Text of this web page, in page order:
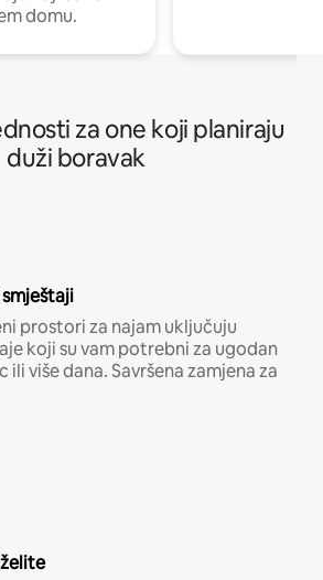
domu.
za one koji planiraju
duži boravak
prostori za najam uključuju
koji su vam potrebni za ugodan
ili više dana. Savršena zamjena za